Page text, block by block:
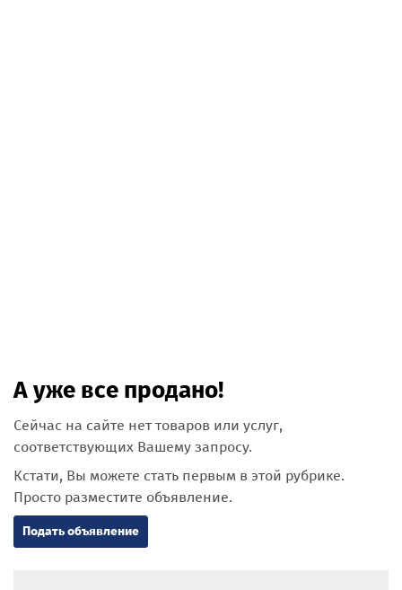
А уже все продано!
Сейчас на сайте нет товаров или услуг,
соответствующих Вашему запросу.
Кстати, Вы можете стать первым в этой рубрике.
Просто разместите объявление.
Подать объявление